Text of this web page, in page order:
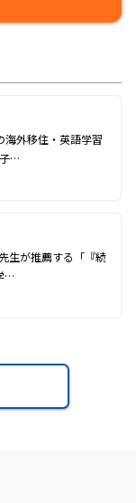
海外移住・英語学習
…
生が推薦する「『続
…